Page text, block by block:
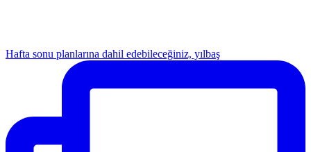
Hafta sonu planlarına dahil edebileceğiniz, yılbaş